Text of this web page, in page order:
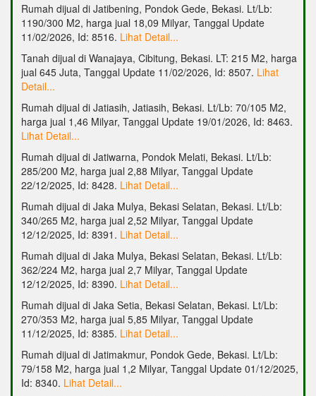
Rumah dijual di Jatibening, Pondok Gede, Bekasi. Lt/Lb:
1190/300 M2, harga jual 18,09 Milyar, Tanggal Update
11/02/2026, Id: 8516. Lihat Detail...
Tanah dijual di Wanajaya, Cibitung, Bekasi. LT: 215 M2, harga
jual 645 Juta, Tanggal Update 11/02/2026, Id: 8507. Lihat
Detail...
Rumah dijual di Jatiasih, Jatiasih, Bekasi. Lt/Lb: 70/105 M2,
harga jual 1,46 Milyar, Tanggal Update 19/01/2026, Id: 8463.
Lihat Detail...
Rumah dijual di Jatiwarna, Pondok Melati, Bekasi. Lt/Lb:
285/200 M2, harga jual 2,88 Milyar, Tanggal Update
22/12/2025, Id: 8428. Lihat Detail...
Rumah dijual di Jaka Mulya, Bekasi Selatan, Bekasi. Lt/Lb:
340/265 M2, harga jual 2,52 Milyar, Tanggal Update
12/12/2025, Id: 8391. Lihat Detail...
Rumah dijual di Jaka Mulya, Bekasi Selatan, Bekasi. Lt/Lb:
362/224 M2, harga jual 2,7 Milyar, Tanggal Update
12/12/2025, Id: 8390. Lihat Detail...
Rumah dijual di Jaka Setia, Bekasi Selatan, Bekasi. Lt/Lb:
270/353 M2, harga jual 5,85 Milyar, Tanggal Update
11/12/2025, Id: 8385. Lihat Detail...
Rumah dijual di Jatimakmur, Pondok Gede, Bekasi. Lt/Lb:
79/158 M2, harga jual 1,2 Milyar, Tanggal Update 01/12/2025,
Id: 8340. Lihat Detail...